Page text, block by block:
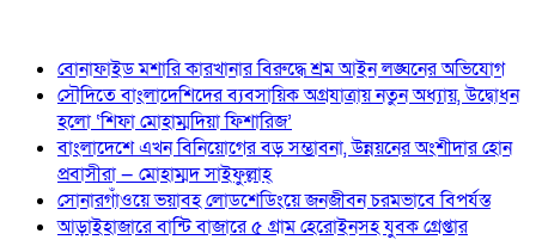
বোনাফাইড মশারি কারখানার বিরুদ্ধে শ্রম আইন লঙ্ঘনের অভিযোগ
সৌদিতে বাংলাদেশিদের ব্যবসায়িক অগ্রযাত্রায় নতুন অধ্যায়, উদ্বোধন
হলো ‘শিফা মোহাম্মদিয়া ফিশারিজ’
বাংলাদেশে এখন বিনিয়োগের বড় সম্ভাবনা, উন্নয়নের অংশীদার হোন
প্রবাসীরা — মোহাম্মদ সাইফুল্লাহ্
সোনারগাঁওয়ে ভয়াবহ লোডশেডিংয়ে জনজীবন চরমভাবে বিপর্যস্ত
আড়াইহাজারে বান্টি বাজারে ৫ গ্রাম হেরোইনসহ যুবক গ্রেপ্তার